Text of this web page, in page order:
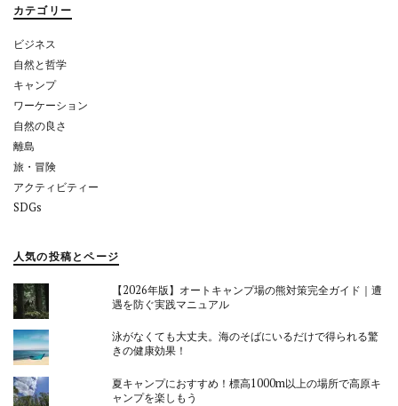
ン
カテゴリー
ビジネス
自然と哲学
キャンプ
ワーケーション
自然の良さ
離島
旅・冒険
アクティビティー
SDGs
人気の投稿とページ
【2026年版】オートキャンプ場の熊対策完全ガイド｜遭
遇を防ぐ実践マニュアル
泳がなくても大丈夫。海のそばにいるだけで得られる驚
きの健康効果！
夏キャンプにおすすめ！標高1000m以上の場所で高原キ
ャンプを楽しもう